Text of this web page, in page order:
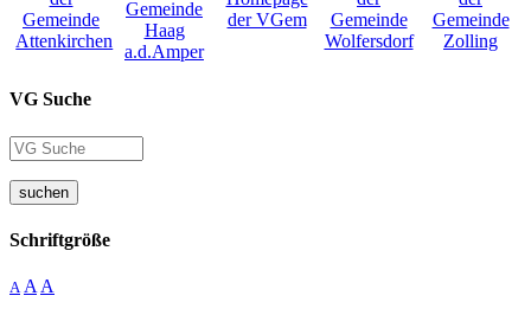
VG Suche
suchen
Schriftgröße
A A A